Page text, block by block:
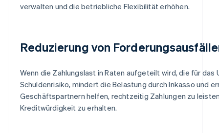
verwalten und die betriebliche Flexibilität erhöhen.
Reduzierung von
Wenn die Zahlungslast in Raten aufgeteilt wird, die für
Schuldenrisiko, mindert die Belastung durch Inkasso und
Geschäftspartnern helfen, rechtzeitig Zahlungen zu
Kreditwürdigkeit zu erhalten.